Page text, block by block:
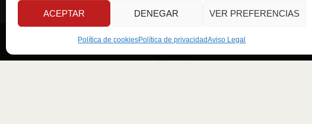
ACEPTAR DENEGAR VER PREFERENCIAS
Política de cookiesPolítica de privacidadAviso Legal
¡Síguenos!
Instagram
Dribbble